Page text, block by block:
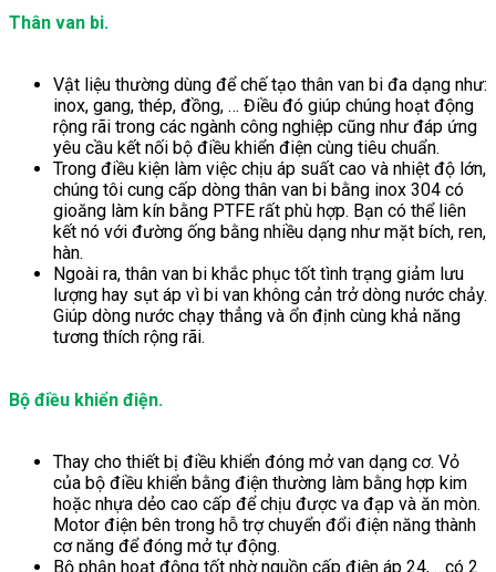
Thân van bi.
Vật liệu thường dùng để chế tạo thân van bi đa dạng như:
inox, gang, thép, đồng, … Điều đó giúp chúng hoạt động
rộng rãi trong các ngành công nghiệp cũng như đáp ứng
yêu cầu kết nối bộ điều khiển điện cùng tiêu chuẩn.
Trong điều kiện làm việc chịu áp suất cao và nhiệt độ lớn,
chúng tôi cung cấp dòng thân van bi bằng inox 304 có
gioăng làm kín bằng PTFE rất phù hợp. Bạn có thể liên
kết nó với đường ống bằng nhiều dạng như mặt bích, ren,
hàn.
Ngoài ra, thân van bi khắc phục tốt tình trạng giảm lưu
lượng hay sụt áp vì bi van không cản trở dòng nước chảy.
Giúp dòng nước chạy thẳng và ổn định cùng khả năng
tương thích rộng rãi.
Bộ điều khiển điện.
Thay cho thiết bị điều khiển đóng mở van dạng cơ. Vỏ
của bộ điều khiển bằng điện thường làm bằng hợp kim
hoặc nhựa dẻo cao cấp để chịu được va đạp và ăn mòn.
Motor điện bên trong hỗ trợ chuyển đổi điện năng thành
cơ năng để đóng mở tự động.
Bộ phận hoạt động tốt nhờ nguồn cấp điện áp 24, …có 2